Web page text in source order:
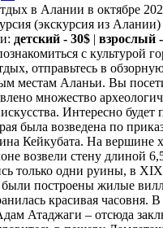
в Алании в октябре
(экскурсия из Алании)
детский - 30$ | взрослый
с культурой
отправьтесь в
местам Аланьи. Вы
множество
Интересно будет
была возведена по
Кейкубата. На вершине
возвели стену длиной
только одни руины, в
были построены жилые
красивая часовня.
Атаджаги – отсюда